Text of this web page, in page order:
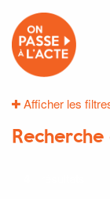
Afficher les